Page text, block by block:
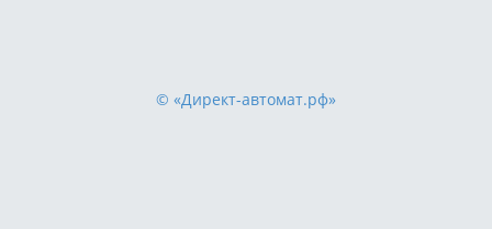
© «Директ-автомат.рф»